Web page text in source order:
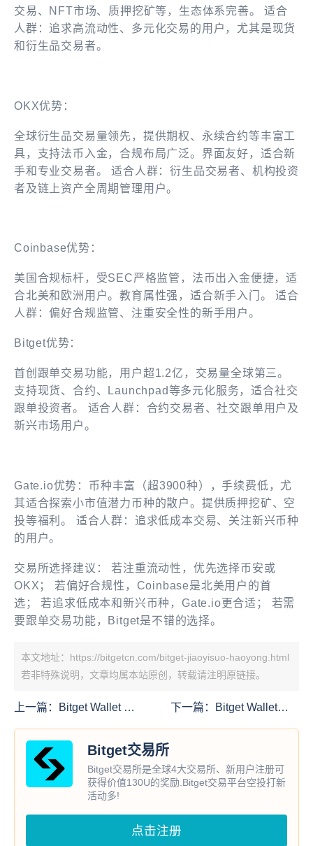
交易、NFT市场、质押挖矿等，生态体系完善。 适合
人群：追求高流动性、多元化交易的用户，尤其是现货
和衍生品交易者。
OKX优势：
全球衍生品交易量领先，提供期权、永续合约等丰富工
具，支持法币入金，合规布局广泛。界面友好，适合新
手和专业交易者。 适合人群：衍生品交易者、机构投资
者及链上资产全周期管理用户。
Coinbase优势：
美国合规标杆，受SEC严格监管，法币出入金便捷，适
合北美和欧洲用户。教育属性强，适合新手入门。 适合
人群：偏好合规监管、注重安全性的新手用户。
Bitget优势：
首创跟单交易功能，用户超1.2亿，交易量全球第三。
支持现货、合约、Launchpad等多元化服务，适合社交
跟单投资者。 适合人群：合约交易者、社交跟单用户及
新兴市场用户。
Gate.io优势：币种丰富（超3900种），手续费低，尤
其适合探索小市值潜力币种的散户。提供质押挖矿、空
投等福利。 适合人群：追求低成本交易、关注新兴币种
的用户。
交易所选择建议： 若注重流动性，优先选择币安或
OKX； 若偏好合规性，Coinbase是北美用户的首
选； 若追求低成本和新兴币种，Gate.io更合适； 若需
要跟单交易功能，Bitget是不错的选择。
本文地址：https://bitgetcn.com/bitget-jiaoyisuo-haoyong.html
若非特殊说明，文章均属本站原创，转载请注明原链接。
上一篇：
Bitget Wallet 推
下一篇： Bitget Wallet申
Bitget交易所
Bitget交易所是全球4大交易所、新用户注册可
获得价值130U的奖励.Bitget交易平台空投打新
活动多!
点击注册